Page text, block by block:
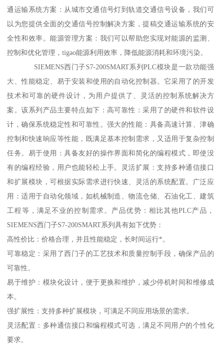
通运输系统方案：从城市交通信号灯到轨道交通信号设备，我们可
以为您提供全面的交通信号控制解决方案，提稿交通运输系统的安
全性和效率。能源管理方案：我们可以帮助您实现对能源的监测、
控制和优化管理，tigao能源利用效率，降低能源消耗和环境污染。
SIEMENS西门子S7-200SMART系列PLC模块是一款功能强
大、性能稳定、易于安装和使用的自动化控制器。它采用了的开发
技术和可靠的硬件设计，为用户提供了、灵活的控制系统解决方
案。该系列产品主要特点如下：高可靠性：采用了的硬件和软件设
计，确保系统稳定性和可靠性。强大的性能：具备高速计算、津确
控制和快速响应等性能，既满足基本控制需求，又适用于复杂控制
任务。易于使用：具备友好的操作界面和简化的编程模式，即使没
有的编程经验，用户也能轻松上手。灵活扩展：支持多种通信接口
和扩展模块，可根据实际需求进行快速、灵活的系统配置。广泛应
用：适用于自动化领域，如机械制造、物流仓储、石油化工、建筑
工程等，满足不业的控制需求。产品优势：相比其他PLC产品，
SIEMENS西门子S7-200SMART系列具有如下优势：
高性价比：价格合理，并且性能稳定，长时间运行*。
可靠稳定：采用了西门子的工艺技术和质量控制手段，确保产品的
可靠性。
易于维护：模块化设计，便于更换和维护，减少停机时间和维修成
本。
强扩展性：支持多种扩展模块，可满足不同应用场景的需求。
灵活配置：多种通信接口和编程模式可选，满足不同用户的个性化
要求。